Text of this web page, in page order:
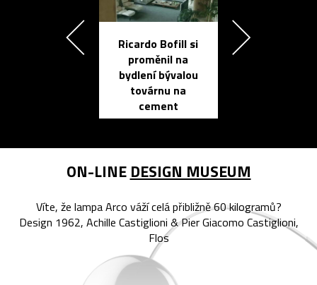
Ricardo Bofill si
proměnil na
bydlení bývalou
továrnu na
cement
ON-LINE DESIGN MUSEUM
Víte, že lampa Arco váží celá přibližně 60 kilogramů?
Design 1962, Achille Castiglioni & Pier Giacomo Castiglioni,
Flos